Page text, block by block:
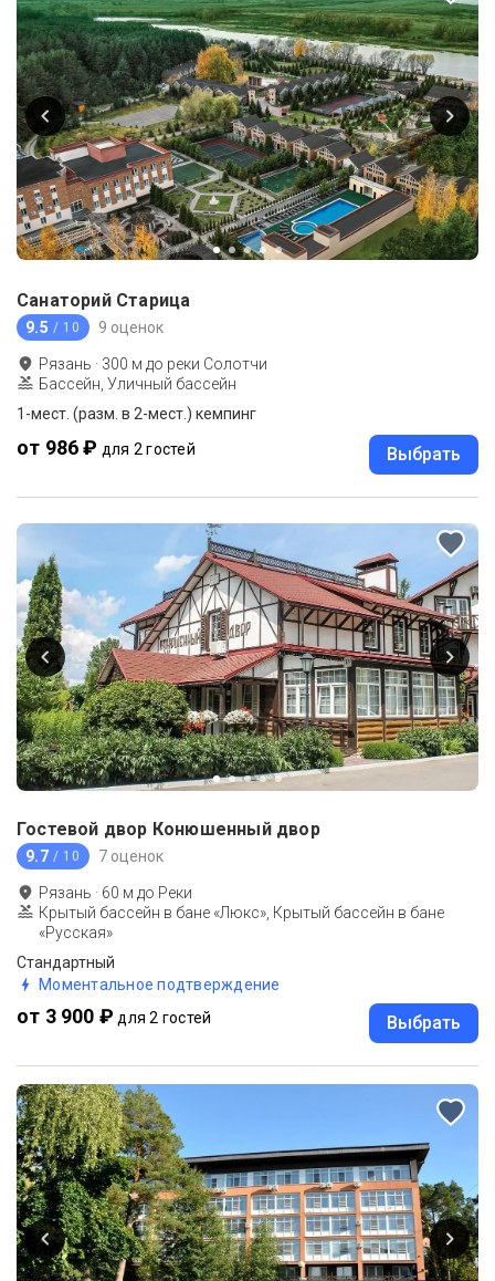
Санаторий Старица
9.5 / 10 9 оценок
Рязань · 300 м до реки Солотчи
Бассейн, Уличный бассейн
1-мест. (разм. в 2-мест.) кемпинг
от 986 ₽ для 2 гостей Выбрать
Гостевой двор Конюшенный двор
9.7 / 10 7 оценок
Рязань · 60 м до Реки
Крытый бассейн в бане «Люкс», Крытый бассейн в бане
«Русская»
Стандартный
Моментальное подтверждение
от 3 900 ₽ для 2 гостей Выбрать